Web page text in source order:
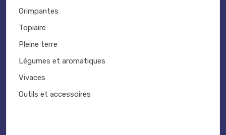
Grimpantes
Topiaire
Pleine terre
Légumes et aromatiques
Vivaces
Outils et accessoires